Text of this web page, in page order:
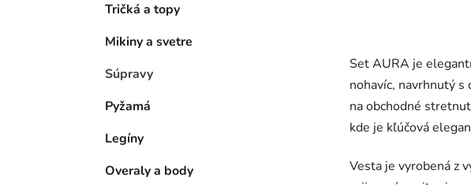
Tričká a topy
Mikiny a svetre
Súpravy
Pyžamá
Legíny
Overaly a body
Set AURA je
nohavíc, navrhnutý
na obchodné
kde je kľúčová
Vesta je vyrobená z